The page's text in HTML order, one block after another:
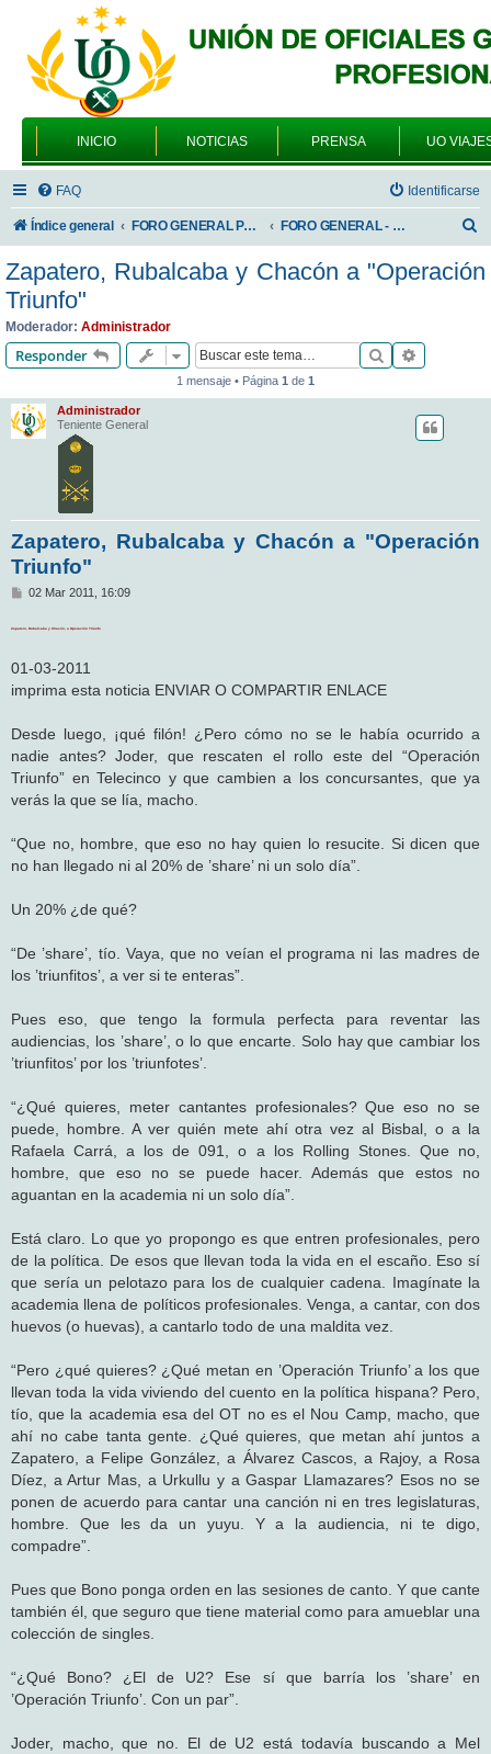
INICIO NOTICIAS PRENSA UO
FAQ Identificarse
Índice general FORO GENERAL PARA TODOS LOS USUARIOS FORO GENERAL - SONRIA, POR FAVOR
s
Zapatero, Rubalcaba y Chacón a "Operación
Triunfo"
Moderador: Administrador
Responder Buscar
1 mensaje • Página 1 de 1
Administrador
Teniente General
Zapatero, Rubalcaba y Chacón a "Operación
Triunfo"
M
s
j
e
02 Mar 2011, 16:09
Zapatero, Rubalcaba y Chacón, a Operación Triunfo
01-03-2011
imprima esta noticia ENVIAR O COMPARTIR ENLACE
Desde luego, ¡qué filón! ¿Pero cómo no se le había ocurrido a
nadie antes? Joder, que rescaten el rollo este del “Operación
Triunfo” en Telecinco y que cambien a los concursantes, que ya
verás la que se lía, macho.
“Que no, hombre, que eso no hay quien lo resucite. Si dicen que
no han llegado ni al 20% de ’share’ ni un solo día”.
Un 20% ¿de qué?
“De ’share’, tío. Vaya, que no veían el programa ni las madres de
los ’triunfitos’, a ver si te enteras”.
Pues eso, que tengo la formula perfecta para reventar las
audiencias, los ’share’, o lo que encarte. Solo hay que cambiar los
’triunfitos’ por los ’triunfotes’.
“¿Qué quieres, meter cantantes profesionales? Que eso no se
puede, hombre. A ver quién mete ahí otra vez al Bisbal, o a la
Rafaela Carrá, a los de 091, o a los Rolling Stones. Que no,
hombre, que eso no se puede hacer. Además que estos no
aguantan en la academia ni un solo día”.
Está claro. Lo que yo propongo es que entren profesionales, pero
de la política. De esos que llevan toda la vida en el escaño. Eso sí
que sería un pelotazo para los de cualquier cadena. Imagínate la
academia llena de políticos profesionales. Venga, a cantar, con dos
huevos (o huevas), a cantarlo todo de una maldita vez.
“Pero ¿qué quieres? ¿Qué metan en ’Operación Triunfo’ a los que
llevan toda la vida viviendo del cuento en la política hispana? Pero,
tío, que la academia esa del OT no es el Nou Camp, macho, que
ahí no cabe tanta gente. ¿Qué quieres, que metan ahí juntos a
Zapatero, a Felipe González, a Álvarez Cascos, a Rajoy, a Rosa
Díez, a Artur Mas, a Urkullu y a Gaspar Llamazares? Esos no se
ponen de acuerdo para cantar una canción ni en tres legislaturas,
hombre. Que les da un yuyu. Y a la audiencia, ni te digo,
compadre”.
Pues que Bono ponga orden en las sesiones de canto. Y que cante
también él, que seguro que tiene material como para amueblar una
colección de singles.
“¿Qué Bono? ¿El de U2? Ese sí que barría los ’share’ en
’Operación Triunfo’. Con un par”.
Joder, macho, que no. El de U2 está todavía buscando a Mel